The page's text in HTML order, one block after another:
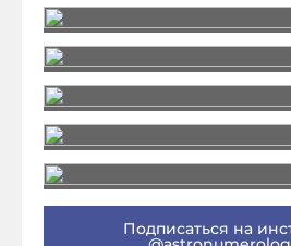
Подписаться на